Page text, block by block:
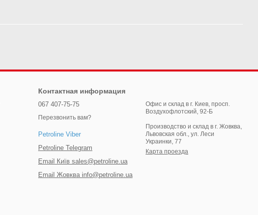
Контактная информация
067 407-75-75
Перезвонить вам?
Petroline Viber
Petroline Telegram
Email Київ sales@petroline.ua
Email Жовква info@petroline.ua
Офис и склад в г. Киев, просп.
Воздухофлотский, 92-Б
Производство и склад в г. Жовква,
Львовская обл., ул. Леси
Украинки, 77
Карта проезда